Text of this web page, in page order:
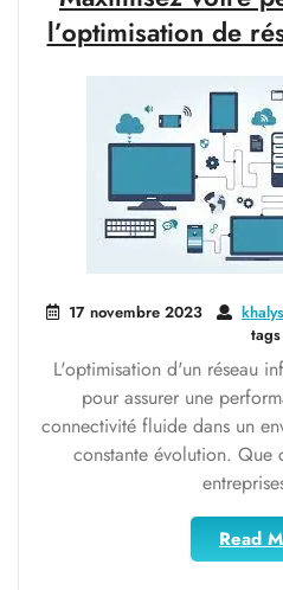
l’optimisation de
17 novembre 2023 khalys
tags
L'optimisation d'un réseau
pour assurer une
connectivité fluide dans un
constante évolution. Que
Read